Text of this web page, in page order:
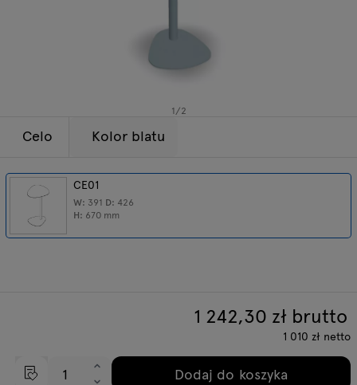
1/2
Celo
CE01
W: 391 D: 426
H: 670 mm
Kolor blatu
1 242,30 zł brutto
1 010 zł netto
Dodaj do koszyka